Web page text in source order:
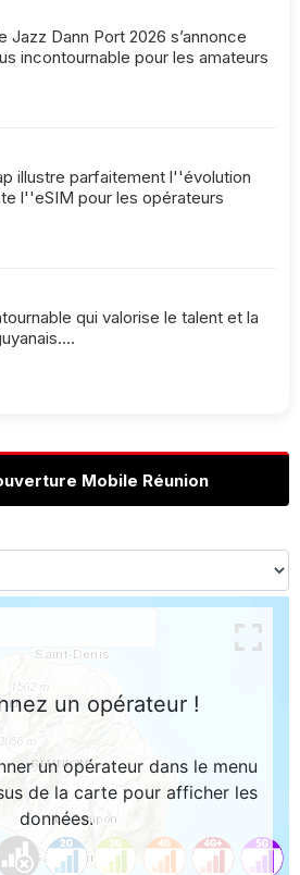
Jazz Dann Port 2026 s’annonce
incontournable pour les amateurs
illustre parfaitement l''évolution
l''eSIM pour les opérateurs
qui valorise le talent et la
Mobile Réunion